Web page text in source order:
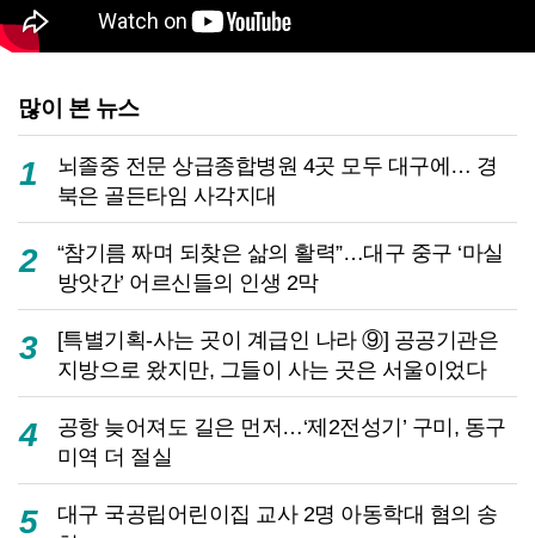
많이 본 뉴스
1
뇌졸중 전문 상급종합병원 4곳 모두 대구에… 경
북은 골든타임 사각지대
2
“참기름 짜며 되찾은 삶의 활력”…대구 중구 ‘마실
방앗간’ 어르신들의 인생 2막
3
[특별기획-사는 곳이 계급인 나라 ⑨] 공공기관은
지방으로 왔지만, 그들이 사는 곳은 서울이었다
4
공항 늦어져도 길은 먼저…‘제2전성기’ 구미, 동구
미역 더 절실
5
대구 국공립어린이집 교사 2명 아동학대 혐의 송